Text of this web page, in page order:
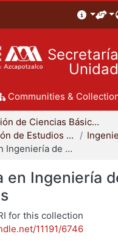
Unidad
Communities &
División de Ciencias Básicas e Ingeniería
Coordinación de Estudios de Posgrado - CBI
Maestría en Ingeniería de Procesos
en Ingeniería
for this collection
11191/6746